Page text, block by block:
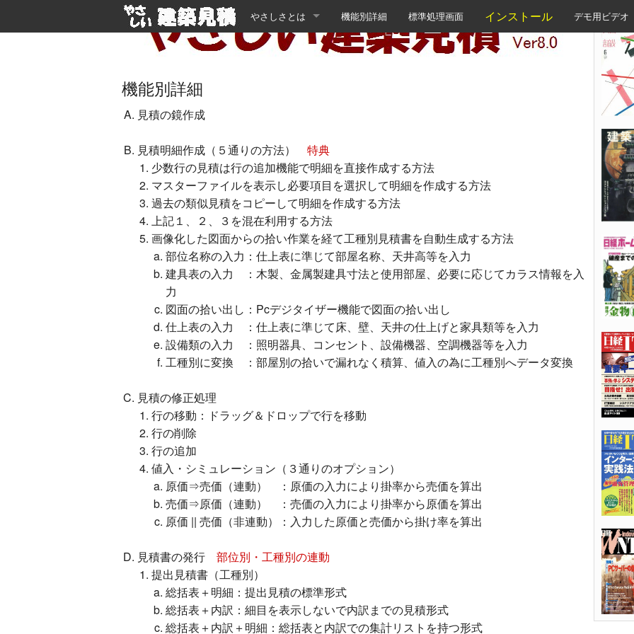
やさしさとは
やさしさとは
設計見積のすすめ
機能別詳細 標準処理画面 インストール デモ用ビデオ
機能別詳細
見積の鏡作成
見積明細作成（５通りの方法）特典
少数行の見積は行の追加機能で明細を直接作成する方法
マスターファイルを表示し必要項目を選択して明細を作成する方法
過去の類似見積をコピーして明細を作成する方法
上記１、２、３を混在利用する方法
画像化した図面からの拾い作業を経て工種別見積書を自動生成する方法
部位名称の入力：仕上表に準じて部屋名称、天井高等を入力
建具表の入力 ：木製、金属製建具寸法と使用部屋、必要に応じてカラス情報を入
力
図面の拾い出し：Pcデジタイザー機能で図面の拾い出し
仕上表の入力 ：仕上表に準じて床、壁、天井の仕上げと家具類等を入力
設備類の入力 ：照明器具、コンセント、設備機器、空調機器等を入力
工種別に変換 ：部屋別の拾いで漏れなく積算、値入の為に工種別へデータ変換
見積の修正処理
行の移動：ドラッグ＆ドロップで行を移動
行の削除
行の追加
値入・シミュレーション（３通りのオプション）
原価⇒売価（連動） ：原価の入力により掛率から売価を算出
売価⇒原価（連動） ：売価の入力により掛率から原価を算出
原価 || 売価（非連動）：入力した原価と売価から掛け率を算出
見積書の発行部位別・工種別の連動
提出見積書（工種別）
総括表＋明細：提出見積の標準形式
総括表＋内訳：細目を表示しないで内訳までの見積形式
総括表＋内訳＋明細：総括表と内訳での集計リストを持つ形式